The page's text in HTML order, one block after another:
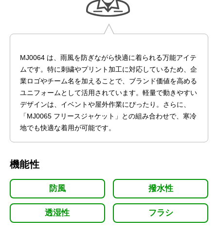
MJ0064 は、雨風を防ぎながら快適に着られる万能アイテ
ムです。特に刺繍やプリント加工に対応しているため、企
業ロゴやチーム名を加えることで、ブランド価値を高める
ユニフォームとして活用されています。軽量で動きやすい
デザインは、イベントや屋外作業にぴったり。さらに、
「MJ0065 フリースジャケット」との組み合わせで、寒冷
地でも快適な着用が可能です。
機能性
防風 撥水性
透湿性 フラシ